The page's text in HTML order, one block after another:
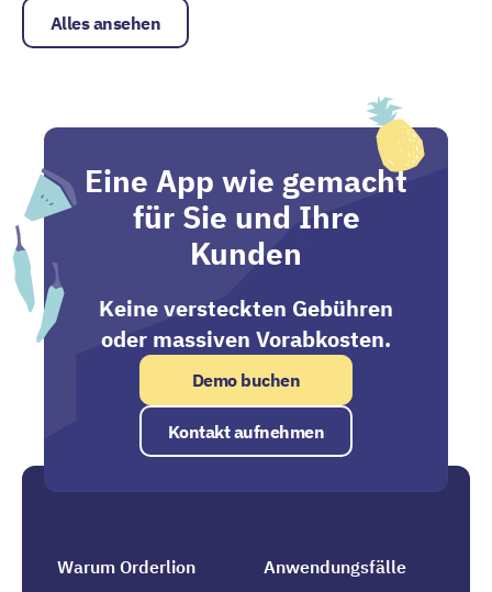
Alles ansehen
Eine App wie gemacht
für Sie und Ihre
Kunden
Keine versteckten Gebühren
oder massiven Vorabkosten.
Demo buchen
Kontakt aufnehmen
Warum Orderlion Anwendungsfälle